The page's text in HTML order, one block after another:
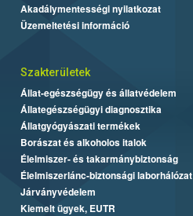
Akadálymentességi nyilatkozat
Üzemeltetési információ
Szakterületek
Állat-egészségügy és állatvédelem
Állategészségügyi diagnosztika
Állatgyógyászati termékek
Borászat és alkoholos italok
Élelmiszer- és takarmánybiztonság
Élelmiszerlánc-biztonsági laborhálózat
Járványvédelem
Kiemelt ügyek, EUTR